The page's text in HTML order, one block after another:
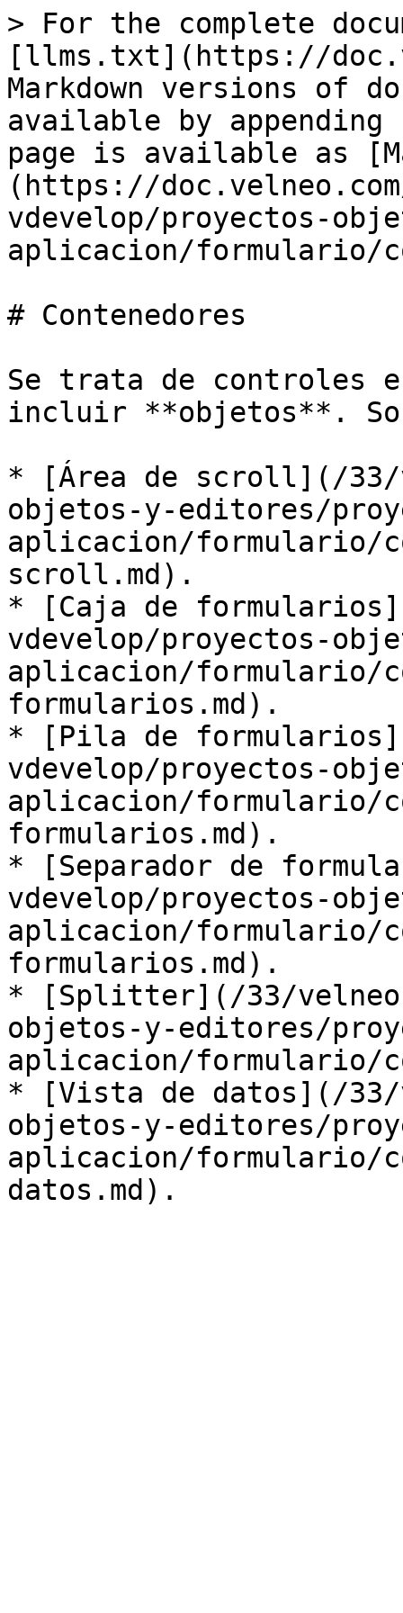
> For the complete
[llms.txt](https://
Markdown versions of
available by
page is available as
(https://
vdevelop/proyectos-
aplicacion/formulario/
# Contenedores
Se trata de controles
incluir **objetos**.
* [Área de scroll](/33/
objetos-y-editores/
aplicacion/formulario/
scroll.md).
* [Caja de
vdevelop/proyectos-
aplicacion/formulario/
formularios.md).
* [Pila de
vdevelop/proyectos-
aplicacion/formulario/
formularios.md).
* [Separador de
vdevelop/proyectos-
aplicacion/formulario/
formularios.md).
* [Splitter](/33/
objetos-y-editores/
aplicacion/formulario/
* [Vista de datos](/33/
objetos-y-editores/
aplicacion/formulario/